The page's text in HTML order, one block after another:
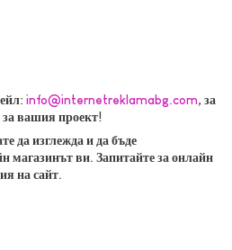
info@internetreklamabg.com, за
за вашия проект!
да изглежда и да бъде
магазинът ви. Запитайте за онлайн
на сайт.